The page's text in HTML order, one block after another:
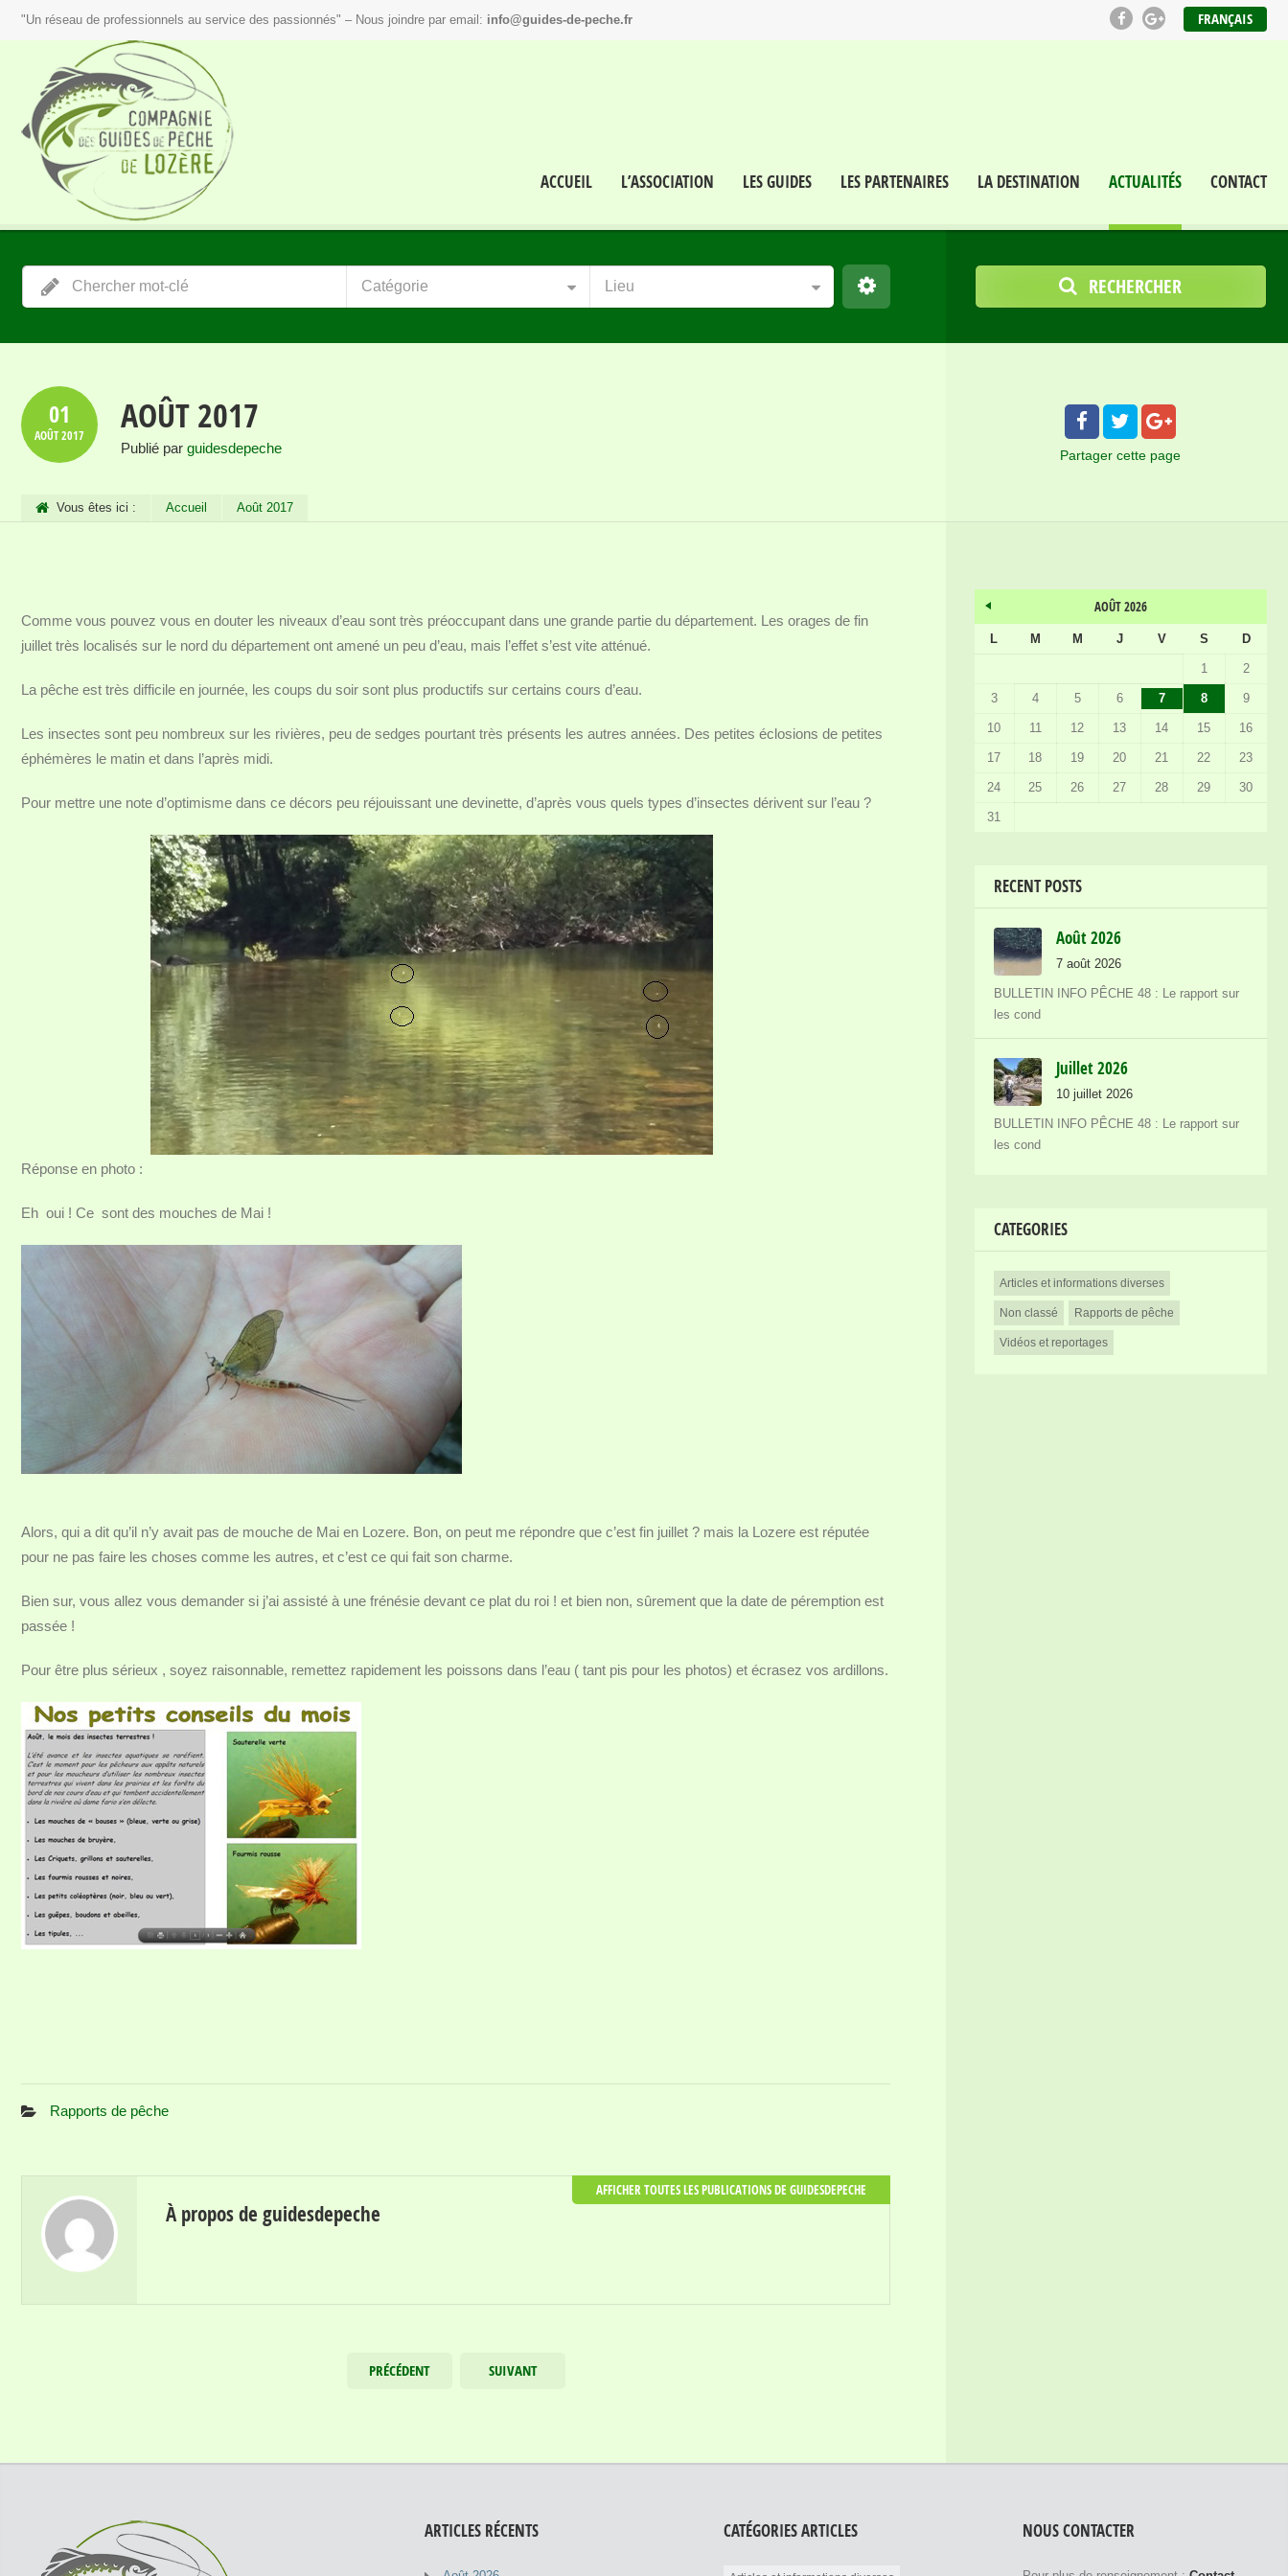
FRANÇAIS
"Un réseau de professionnels au service des passionnés" – Nous joindre par email: info@guides-de-peche.fr
ACCUEIL L’ASSOCIATION LES GUIDES LES PARTENAIRES LA DESTINATION ACTUALITÉS CONTACT
Catégorie Lieu RECHERCHER
01
AOÛT2017 AOÛT 2017
Publié par guidesdepeche
Vous êtes ici : Accueil Août 2017
Partager cette page
Comme vous pouvez vous en douter les niveaux d’eau sont très préoccupant dans une grande partie du département. Les orages de fin
juillet très localisés sur le nord du département ont amené un peu d’eau, mais l’effet s’est vite atténué.
La pêche est très difficile en journée, les coups du soir sont plus productifs sur certains cours d’eau.
Les insectes sont peu nombreux sur les rivières, peu de sedges pourtant très présents les autres années. Des petites éclosions de petites
éphémères le matin et dans l’après midi.
Pour mettre une note d’optimisme dans ce décors peu réjouissant une devinette, d’après vous quels types d’insectes dérivent sur l’eau ?
Réponse en photo :
Eh oui ! Ce sont des mouches de Mai !
Alors, qui a dit qu’il n’y avait pas de mouche de Mai en Lozere. Bon, on peut me répondre que c’est fin juillet ? mais la Lozere est réputée
pour ne pas faire les choses comme les autres, et c’est ce qui fait son charme.
Bien sur, vous allez vous demander si j’ai assisté à une frénésie devant ce plat du roi ! et bien non, sûrement que la date de péremption est
passée !
Pour être plus sérieux , soyez raisonnable, remettez rapidement les poissons dans l’eau ( tant pis pour les photos) et écrasez vos ardillons.
Rapports de pêche
À propos de guidesdepeche
AFFICHER TOUTES LES PUBLICATIONS DE GUIDESDEPECHE
PRÉCÉDENT SUIVANT
AOÛT 2026
L M M J V S D
1 2
3 4 5 6 7 8 9
10 11 12 13 14 15 16
17 18 19 20 21 22 23
24 25 26 27 28 29 30
31
RECENT POSTS
Août 2026
7 août 2026
BULLETIN INFO PÊCHE 48 : Le rapport sur
les cond
Juillet 2026
10 juillet 2026
BULLETIN INFO PÊCHE 48 : Le rapport sur
les cond
CATEGORIES
Articles et informations diverses
Non classé Rapports de pêche
Vidéos et reportages
ARTICLES RÉCENTS CATÉGORIES ARTICLES NOUS CONTACTER